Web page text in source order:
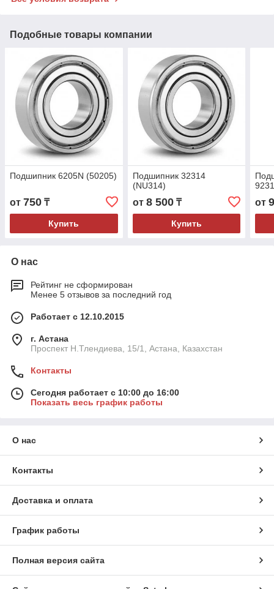
Подобные товары компании
Подшипник 6205N (50205)
от 750 ₸
Купить
Подшипник 32314
(NU314)
от 8 500₸
Купить
от
О нас
Рейтинг не сформирован
Менее 5 отзывов за последний год
Работает с 12.10.2015
г. Астана
Проспект Н.Тлендиева, 15/1, Астана, Казахстан
Контакты
Сегодня работает с 10:00 до 16:00
Показать весь график работы
О нас
Контакты
Доставка и оплата
График работы
Полная версия сайта